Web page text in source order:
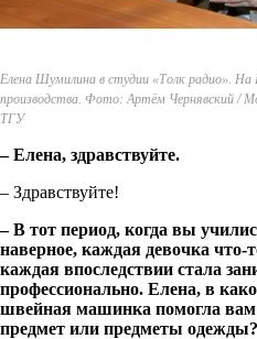
Елена Шумилина в студии «Толк радио».
производства. Фото: Артём Чернявский /
ТГУ
– Елена, здравствуйте.
– Здравствуйте!
–В тот период, когда вы
наверное, каждая девочка что-
каждая впоследствии стала
профессионально. Елена, в
швейная машинка помогла вам
предмет или предметы одежды?